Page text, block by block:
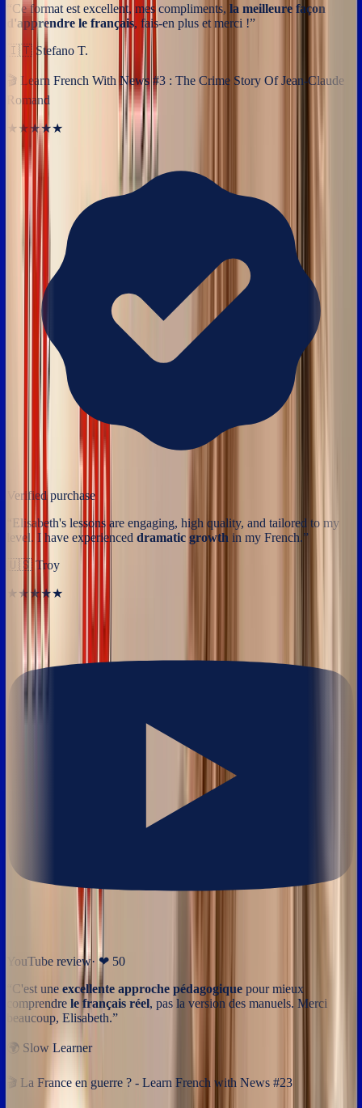
Ce format est excellent, mes compliments, la meilleure façon
d'apprendre le français, fais-en plus et merci !”
🇮🇹 Stefano T.
🎬 Learn French With News #3 : The Crime Story Of Jean-Claude
Romand
★★★★★
Verified purchase
Elisabeth's lessons are engaging, high quality, and tailored to my
level. I have experienced dramatic growth in my French.”
🇺🇸 Troy
★★★★★
YouTube review· ❤ 50
C'est une excellente approche pédagogique pour mieux
comprendre le français réel, pas la version des manuels. Merci
beaucoup, Elisabeth.”
🌍 Slow Learner
🎬 La France en guerre ? - Learn French with News #23